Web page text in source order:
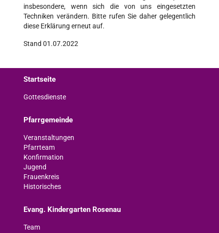
insbesondere, wenn sich die von uns eingesetzten
Techniken verändern. Bitte rufen Sie daher gelegentlich
diese Erklärung erneut auf.
Stand 01.07.2022
Startseite
Gottesdienste
Pfarrgemeinde
Veranstaltungen
Pfarrteam
Konfirmation
Jugend
Frauenkreis
Historisches
Evang. Kindergarten Rosenau
Team